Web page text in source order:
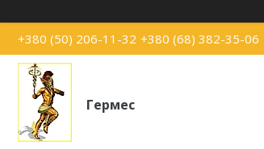
+380 (50) 206-11-32 +380 (68) 382-35-06
Гермес